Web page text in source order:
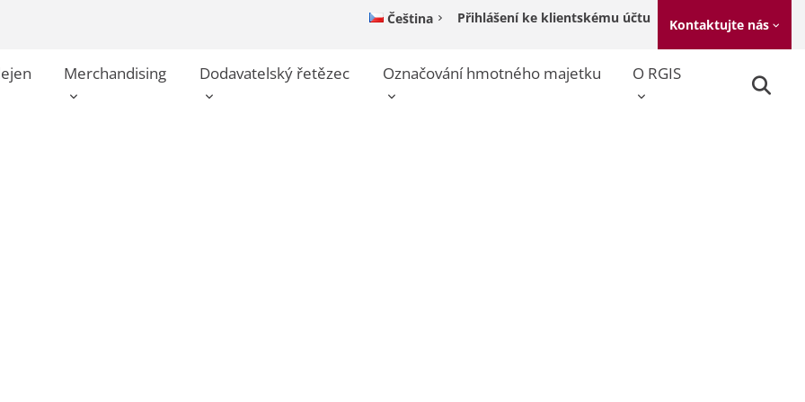
Čeština Přihlášení ke klientskému účtu Kontaktujte nás
Merchandising Dodavatelský řetězec Označování hmotného majetku O RGIS